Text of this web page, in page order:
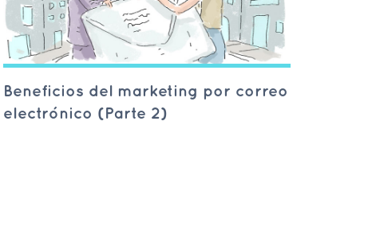
Beneficios del marketing por correo
electrónico (Parte 2)